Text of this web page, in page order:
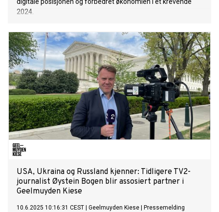
digitale posisjonen og forbedret økonomien i et krevende
2024.
USA, Ukraina og Russland kjenner: Tidligere TV2-
journalist Øystein Bogen blir assosiert partner i
Geelmuyden Kiese
10.6.2025 10:16:31 CEST Geelmuyden Kiese Pressemelding